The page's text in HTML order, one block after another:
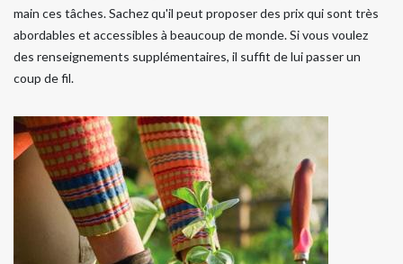
main ces tâches. Sachez qu'il peut proposer des prix qui sont très
abordables et accessibles à beaucoup de monde. Si vous voulez
des renseignements supplémentaires, il suffit de lui passer un
coup de fil.